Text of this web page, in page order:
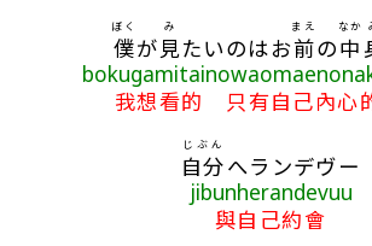
僕
ぼく
が見
み
たいのはお前
まえ
の中
なか
我想看的 只有自己內心
自分
じぶん
へランデヴー
jibunherandevuu
與自己約會